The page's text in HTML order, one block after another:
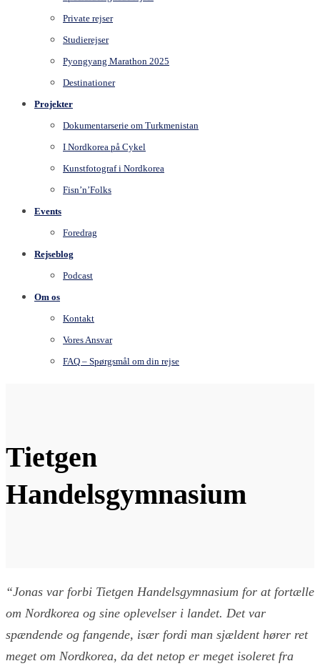
Private rejser
Studierejser
Pyongyang Marathon 2025
Destinationer
Projekter
Dokumentarserie om Turkmenistan
I Nordkorea på Cykel
Kunstfotograf i Nordkorea
Fisn’n’Folks
Events
Foredrag
Rejseblog
Podcast
Om os
Kontakt
Vores Ansvar
FAQ – Spørgsmål om din rejse
Tietgen
Handelsgymnasium
“Jonas var forbi Tietgen Handelsgymnasium for at fortælle
om Nordkorea og sine oplevelser i landet. Det var
spændende og fangende, især fordi man sjældent hører ret
meget om Nordkorea, da det netop er meget isoleret fra